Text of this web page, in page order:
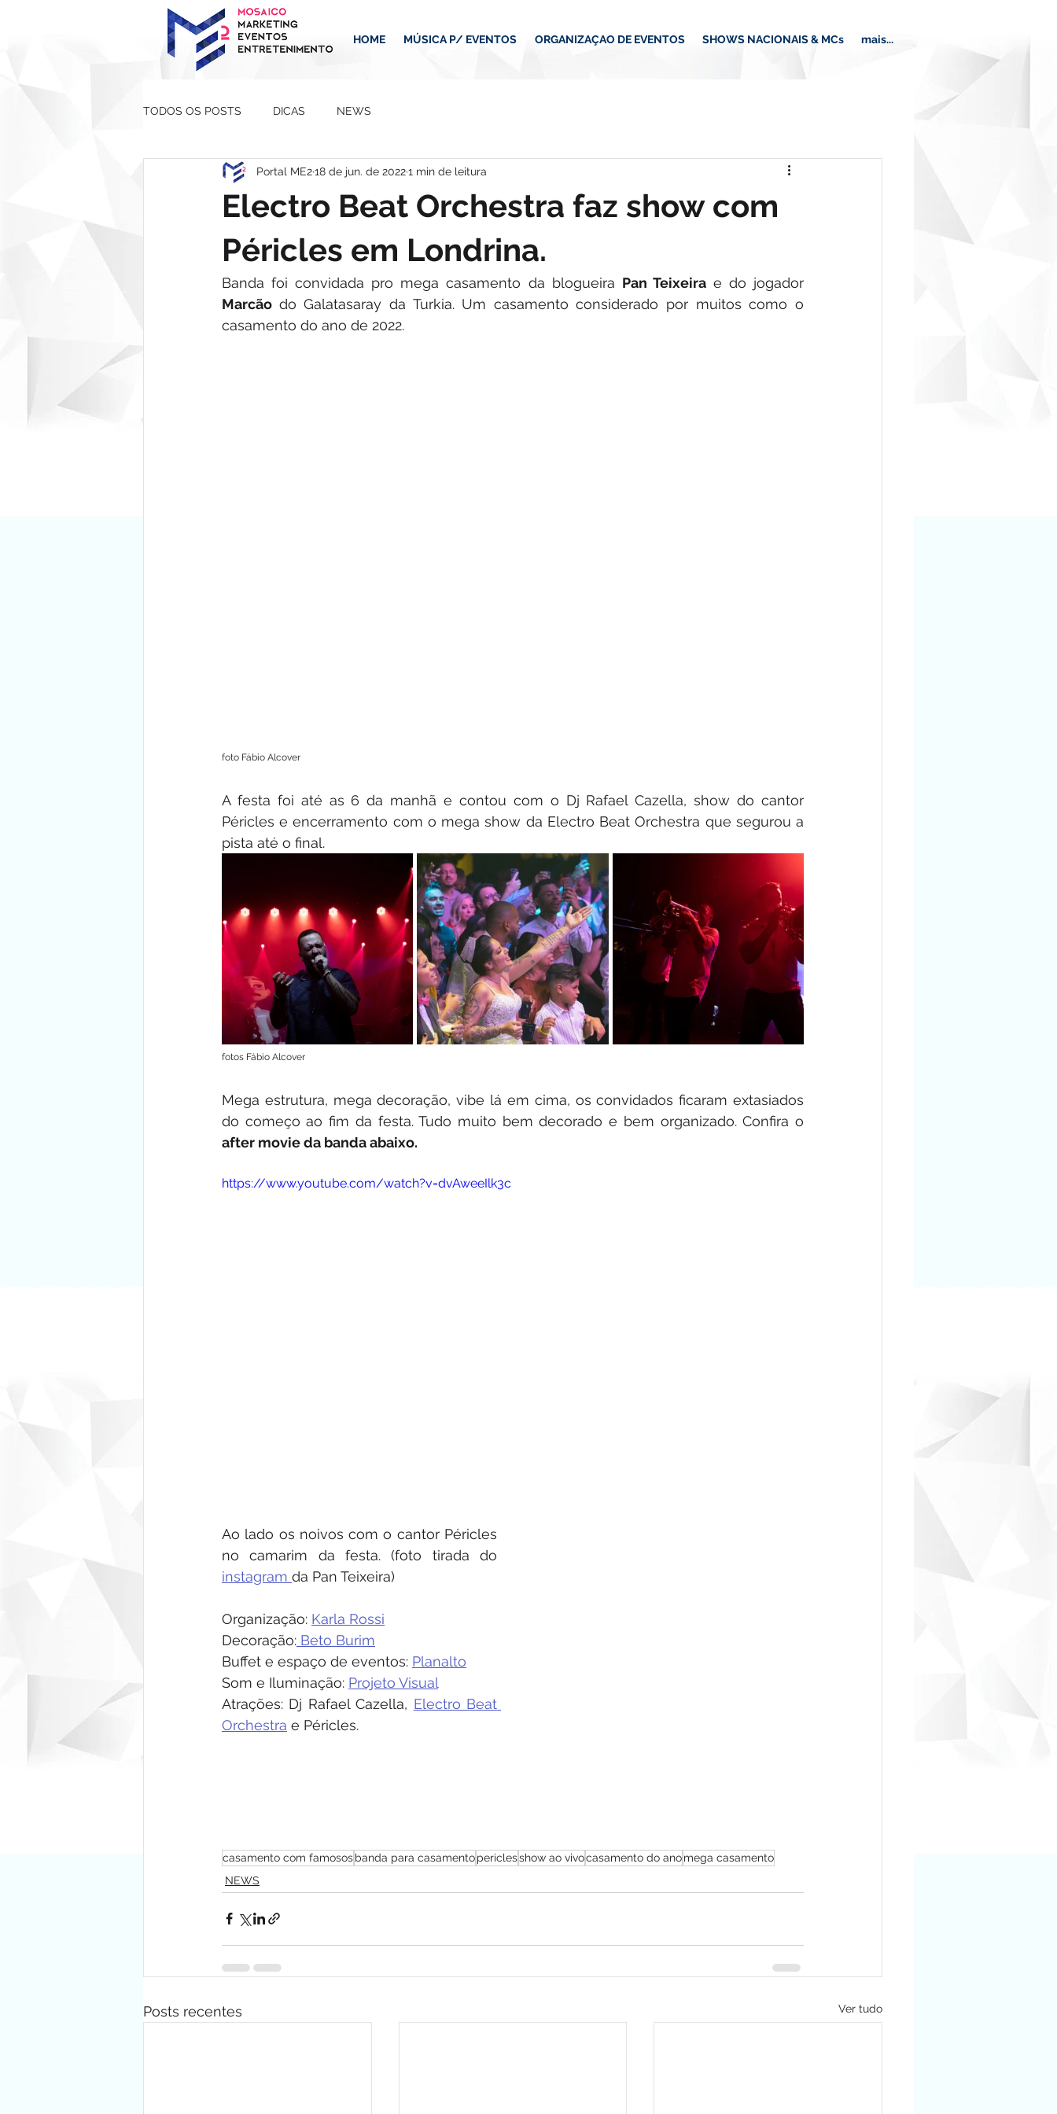
HOME MÚSICA P/ EVENTOS ORGANIZAÇAO DE EVENTOS SHOWS NACIONAIS & MCs mais...
TODOS OS POSTS DICAS NEWS
Electro Beat Orchestra faz show com
Péricles em Londrina.
Portal ME218 de jun. de 20221 min de leitura
Banda foi convidada pro mega casamento da blogueira Pan Teixeira
Marcão do Galatasaray da Turkia. Um casamento considerado por muitos como o
casamento do ano de 2022.
foto Fábio Alcover
A festa foi até as 6 da manhã e contou com o Dj Rafael Cazella, show do cantor
Péricles e encerramento com o mega show da Electro Beat Orchestra que segurou a
pista até o final.
fotos Fábio Alcover
Mega estrutura, mega decoração, vibe lá em cima, os convidados ficaram extasiados
do começo ao fim da festa. Tudo muito bem decorado e bem organizado. Confira o
after movie da banda abaixo.
https://www.youtube.com/watch?v=dvAweeIlk3c
Ao lado os noivos com o cantor Péricles
instagram da Pan Teixeira)
Organização: Karla Rossi
Decoração: Beto Burim
Buffet e espaço de eventos: Planalto
Som e Iluminação: Projeto Visual
Atrações: Dj Rafael Cazella, Electro Beat
Orchestra e Péricles.
casamento com famososbanda para casamentopericlesshow ao vivocasamento do anomega casamento
NEWS
Posts recentes Ver tudo